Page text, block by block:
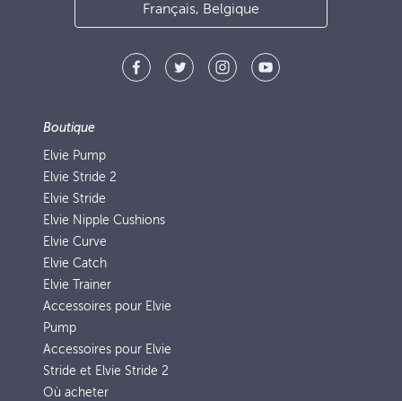
Français, Belgique
Boutique
Elvie Pump
Elvie Stride 2
Elvie Stride
Elvie Nipple Cushions
Elvie Curve
Elvie Catch
Elvie Trainer
Accessoires pour Elvie
Pump
Accessoires pour Elvie
Stride et Elvie Stride 2
Où acheter